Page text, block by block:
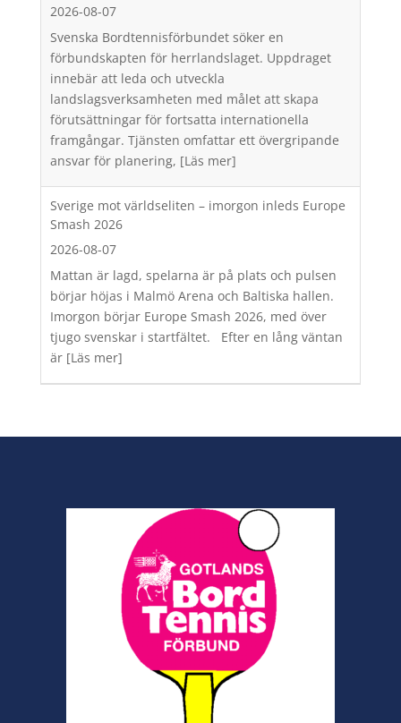
2026-08-07
Svenska Bordtennisförbundet söker en
förbundskapten för herrlandslaget. Uppdraget
innebär att leda och utveckla
landslagsverksamheten med målet att skapa
förutsättningar för fortsatta internationella
framgångar. Tjänsten omfattar ett övergripande
ansvar för planering, [Läs mer]
Sverige mot världseliten – imorgon inleds Europe
Smash 2026
2026-08-07
Mattan är lagd, spelarna är på plats och pulsen
börjar höjas i Malmö Arena och Baltiska hallen.
Imorgon börjar Europe Smash 2026, med över
tjugo svenskar i startfältet. Efter en lång väntan
är [Läs mer]